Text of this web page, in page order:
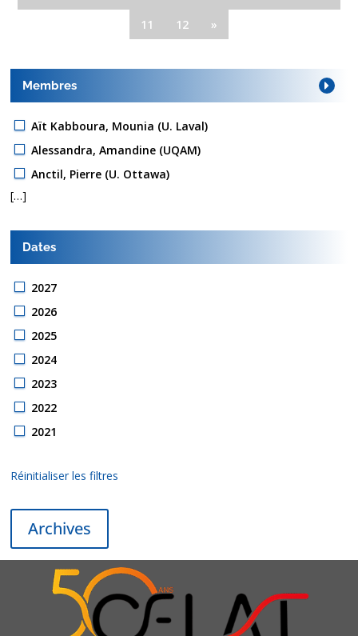
11
12 »
Membres
Aït Kabboura, Mounia (U. Laval)
Alessandra, Amandine (UQAM)
Anctil, Pierre (U. Ottawa)
[…]
Dates
2027
2026
2025
2024
2023
2022
2021
Réinitialiser les filtres
Archives